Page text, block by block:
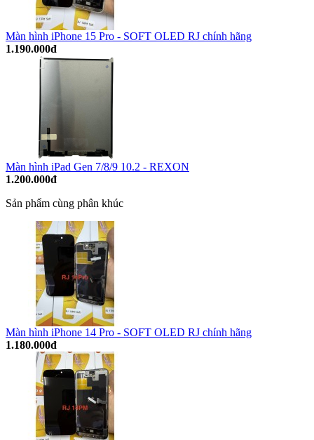
Màn hình iPhone 15 Pro - SOFT OLED RJ chính hãng
1.190.000đ
Màn hình iPad Gen 7/8/9 10.2 - REXON
1.200.000đ
Sản phẩm cùng phân khúc
Màn hình iPhone 14 Pro - SOFT OLED RJ chính hãng
1.180.000đ